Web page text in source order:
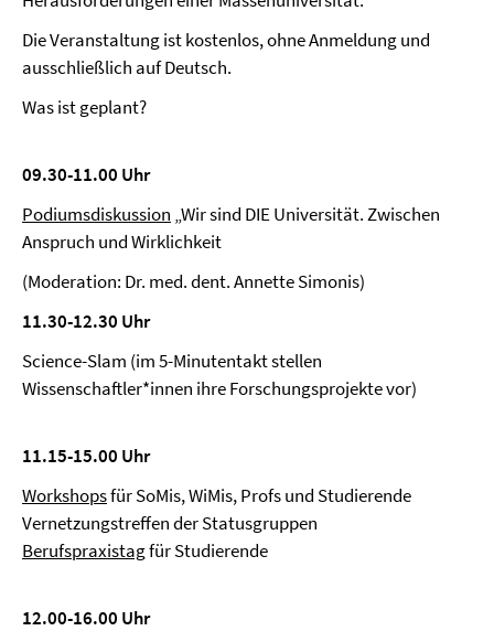
Die Veranstaltung ist kostenlos, ohne Anmeldung und
ausschließlich auf Deutsch.
Was ist geplant?
09.30-11.00 Uhr
Podiumsdiskussion „Wir sind DIE Universität. Zwischen
Anspruch und Wirklichkeit
(Moderation: Dr. med. dent. Annette Simonis)
11.30-12.30 Uhr
Science-Slam (im 5-Minutentakt stellen
Wissenschaftler*innen ihre Forschungsprojekte vor)
11.15-15.00 Uhr
Workshopsfür SoMis, WiMis, Profs und Studierende
Vernetzungstreffen der Statusgruppen
Berufspraxistagfür Studierende
12.00-16.00 Uhr